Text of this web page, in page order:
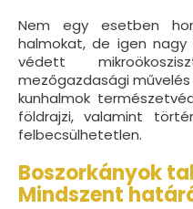
Nem egy esetben
halmokat, de igen
védett
mezőgazdasági
kunhalmok
földrajzi, valamint
felbecsülhetetlen.
Boszorkányok
Mindszent